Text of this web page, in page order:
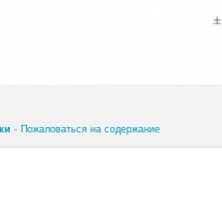
- Пожаловаться на содержание